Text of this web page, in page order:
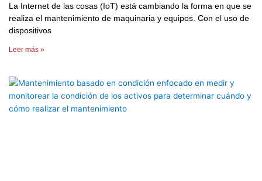
La Internet de las cosas (IoT) está cambiando la forma en que se
realiza el mantenimiento de maquinaria y equipos. Con el uso de
dispositivos
Leer más »